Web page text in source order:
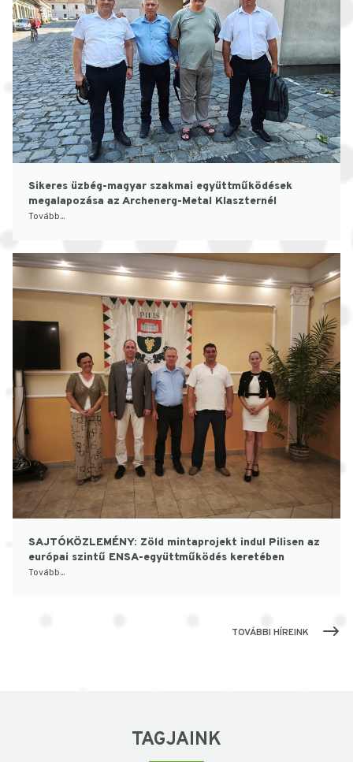
Sikeres üzbég-magyar szakmai együttműködések
megalapozása az Archenerg-Metal Klaszternél
Tovább...
SAJTÓKÖZLEMÉNY: Zöld mintaprojekt indul Pilisen az
európai szintű ENSA-együttműködés keretében
Tovább...
TOVÁBBI HÍREINK
TAGJAINK